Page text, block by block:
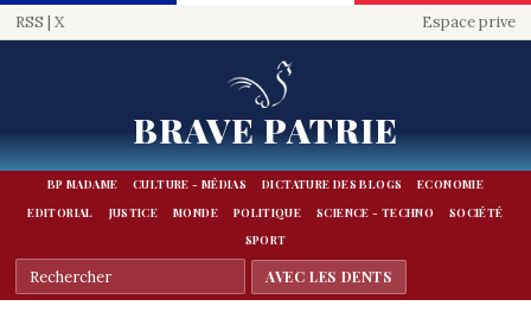
RSS | X Espace prive
BRAVE PATRIE
BP MADAME CULTURE - MÉDIAS DICTATURE DES BLOGS
ECONOMIE
EDITORIAL
JUSTICE MONDE POLITIQUE SCIENCE - TECHNO
SOCIÉTÉ
SPORT